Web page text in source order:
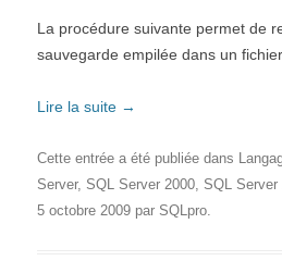
La procédure suivante permet de
sauvegarde empilée dans un
Lire la suite →
Cette entrée a été publiée dans
Server, SQL Server 2000, SQL Server
5 octobre 2009 par SQLpro.